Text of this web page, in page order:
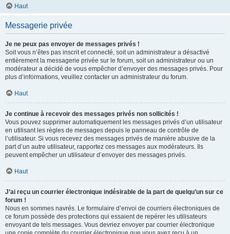
Haut
Messagerie privée
Je ne peux pas envoyer de messages privés !
Soit vous n’êtes pas inscrit et connecté, soit un administrateur a désactivé
entièrement la messagerie privée sur le forum, soit un administrateur ou un
modérateur a décidé de vous empêcher d’envoyer des messages privés. Pour
plus d’informations, veuillez contacter un administrateur du forum.
Haut
Je continue à recevoir des messages privés non sollicités !
Vous pouvez supprimer automatiquement les messages privés d’un utilisateur
en utilisant les règles de messages depuis le panneau de contrôle de
l’utilisateur. Si vous recevez des messages privés de manière abusive de la
part d’un autre utilisateur, rapportez ces messages aux modérateurs. Ils
peuvent empêcher un utilisateur d’envoyer des messages privés.
Haut
J’ai reçu un courrier électronique indésirable de la part de quelqu’un sur ce
forum !
Nous en sommes navrés. Le formulaire d’envoi de courriers électroniques de
ce forum possède des protections qui essaient de repérer les utilisateurs
envoyant de tels messages. Vous devriez envoyer par courrier électronique